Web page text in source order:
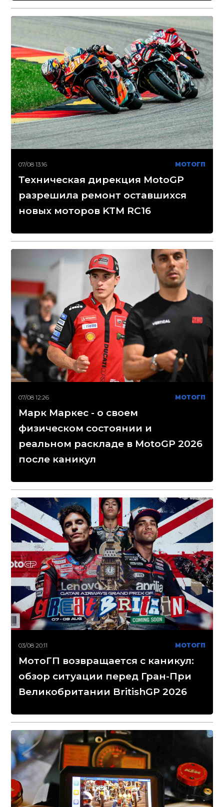
07/08 13:16 МОТОГП
Техническая дирекция MotoGP
разрешила ремонт оставшихся
новых моторов KTM RC16
07/08 12:26 МОТОГП
Марк Маркес - о своем
физическом состоянии и
реальном раскладе в MotoGP 2026
после каникул
03/08 20:11 МОТОГП
МотоГП возвращается с каникул:
обзор ситуации перед Гран-При
Великобритании BritishGP 2026